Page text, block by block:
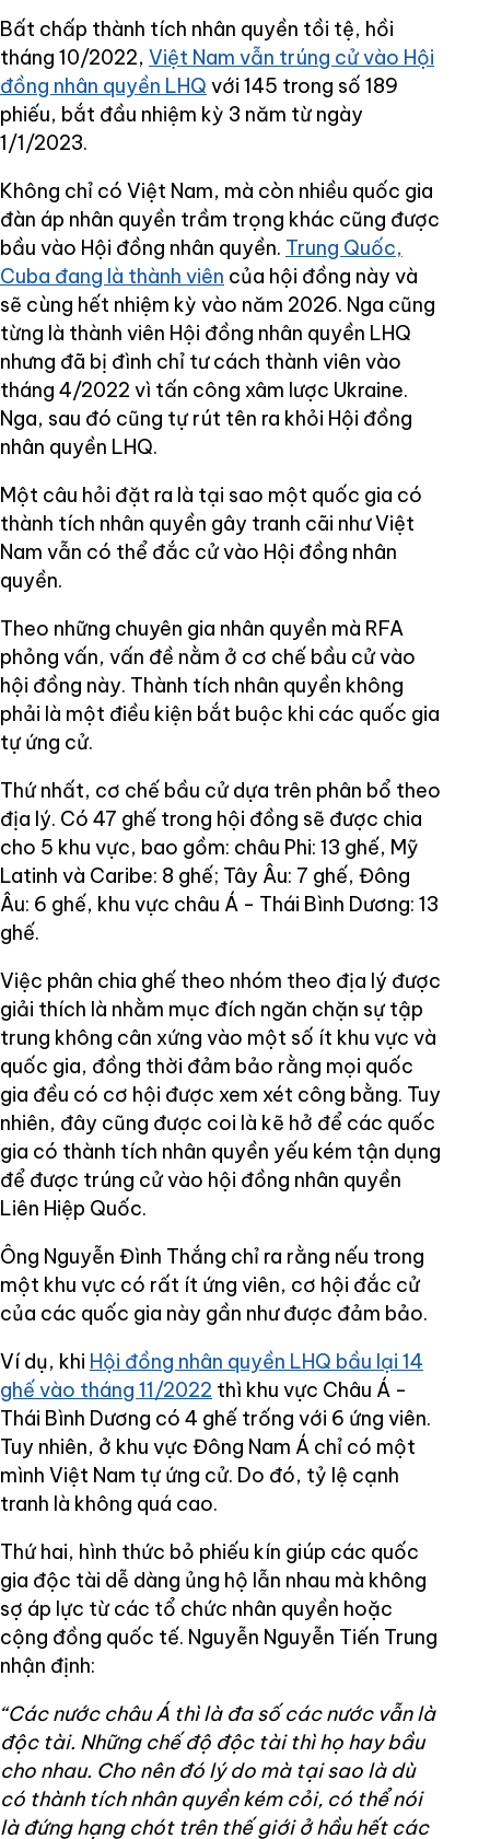
Bất chấp thành tích nhân quyền tồi tệ, hồi
tháng 10/2022, Việt Nam vẫn trúng cử vào Hội
đồng nhân quyền LHQ với 145 trong số 189
phiếu, bắt đầu nhiệm kỳ 3 năm từ ngày
1/1/2023.
Không chỉ có Việt Nam, mà còn nhiều quốc gia
đàn áp nhân quyền trầm trọng khác cũng được
bầu vào Hội đồng nhân quyền. Trung Quốc,
Cuba đang là thành viên của hội đồng này và
sẽ cùng hết nhiệm kỳ vào năm 2026. Nga cũng
từng là thành viên Hội đồng nhân quyền LHQ
nhưng đã bị đình chỉ tư cách thành viên vào
tháng 4/2022 vì tấn công xâm lược Ukraine.
Nga, sau đó cũng tự rút tên ra khỏi Hội đồng
nhân quyền LHQ.
Một câu hỏi đặt ra là tại sao một quốc gia có
thành tích nhân quyền gây tranh cãi như Việt
Nam vẫn có thể đắc cử vào Hội đồng nhân
quyền.
Theo những chuyên gia nhân quyền mà RFA
phỏng vấn, vấn đề nằm ở cơ chế bầu cử vào
hội đồng này. Thành tích nhân quyền không
phải là một điều kiện bắt buộc khi các quốc gia
tự ứng cử.
Thứ nhất, cơ chế bầu cử dựa trên phân bổ theo
địa lý. Có 47 ghế trong hội đồng sẽ được chia
cho 5 khu vực, bao gồm: châu Phi: 13 ghế, Mỹ
Latinh và Caribe: 8 ghế; Tây Âu: 7 ghế, Đông
Âu: 6 ghế, khu vực châu Á - Thái Bình Dương: 13
ghế.
Việc phân chia ghế theo nhóm theo địa lý được
giải thích là nhằm mục đích ngăn chặn sự tập
trung không cân xứng vào một số ít khu vực và
quốc gia, đồng thời đảm bảo rằng mọi quốc
gia đều có cơ hội được xem xét công bằng. Tuy
nhiên, đây cũng được coi là kẽ hở để các quốc
gia có thành tích nhân quyền yếu kém tận dụng
để được trúng cử vào hội đồng nhân quyền
Liên Hiệp Quốc.
Ông Nguyễn Đình Thắng chỉ ra rằng nếu trong
một khu vực có rất ít ứng viên, cơ hội đắc cử
của các quốc gia này gần như được đảm bảo.
Ví dụ, khi Hội đồng nhân quyền LHQ bầu lại 14
ghế vào tháng 11/2022 thì khu vực Châu Á -
Thái Bình Dương có 4 ghế trống với 6 ứng viên.
Tuy nhiên, ở khu vực Đông Nam Á chỉ có một
mình Việt Nam tự ứng cử. Do đó, tỷ lệ cạnh
tranh là không quá cao.
Thứ hai, hình thức bỏ phiếu kín giúp các quốc
gia độc tài dễ dàng ủng hộ lẫn nhau mà không
sợ áp lực từ các tổ chức nhân quyền hoặc
cộng đồng quốc tế. Nguyễn Nguyễn Tiến Trung
nhận định:
“Các nước châu Á thì là đa số các nước vẫn là
độc tài. Những chế độ độc tài thì họ hay bầu
cho nhau. Cho nên đó lý do mà tại sao là dù
có thành tích nhân quyền kém cỏi, có thể nói
là đứng hạng chót trên thế giới ở hầu hết các